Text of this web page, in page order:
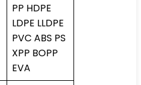
PP HDPE
LDPE LLDPE
PVC ABS PS
XPP BOPP
EVA